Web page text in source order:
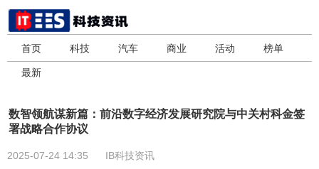
首页 科技 汽车 商业 活动 榜单
最新
数智领航谋新篇：前沿数字经济发展研究院与中关村科金签
署战略合作协议
2025-07-24 14:35 IB科技资讯